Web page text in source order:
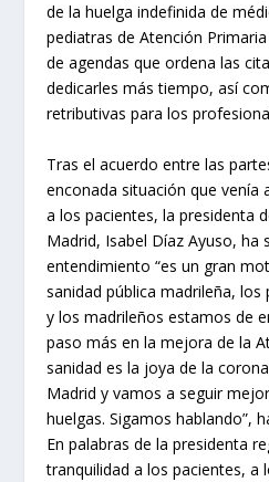
de la huelga indefinida de
pediatras de Atención
de agendas que ordena las
dedicarles más tiempo, así
retributivas para los
Tras el acuerdo entre las
enconada situación que venía
a los pacientes, la presidenta
Madrid, Isabel Díaz Ayuso, ha
entendimiento “es un gran
sanidad pública madrileña,
y los madrileños estamos de
paso más en la mejora de la
sanidad es la joya de la
Madrid y vamos a seguir
huelgas. Sigamos hablando”,
En palabras de la presidenta
tranquilidad a los pacientes, a